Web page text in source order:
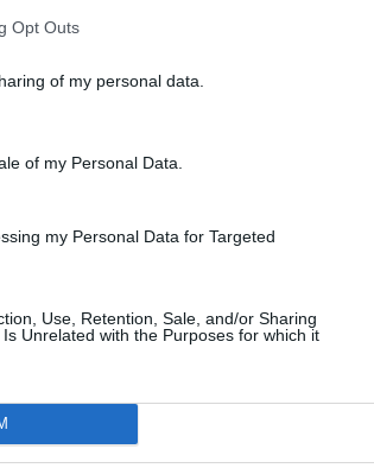
Opt Outs
of my personal data.
of my Personal Data.
my Personal Data for Targeted
Use, Retention, Sale, and/or Sharing
Unrelated with the Purposes for which it